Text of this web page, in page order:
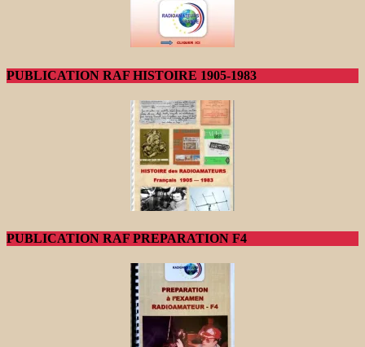
PUBLICATION RAF HISTOIRE 1905-1983
PUBLICATION RAF PREPARATION F4